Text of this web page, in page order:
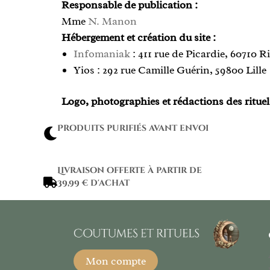
Responsable de publication :
MmeN. Manon
Hébergement et création du site :
Infomaniak : 411 rue de Picardie, 60710
Yios : 292 rue Camille Guérin, 59800 Lille
Logo, photographies et rédactions des
Produits purifiés avant envoi
Livraison offerte à partir de
39,99 € d'achat
Mon compte